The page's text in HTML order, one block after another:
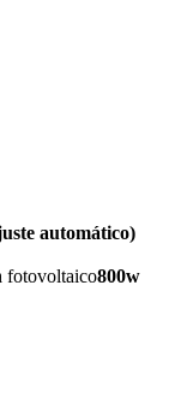
automático)
fotovoltaico800w